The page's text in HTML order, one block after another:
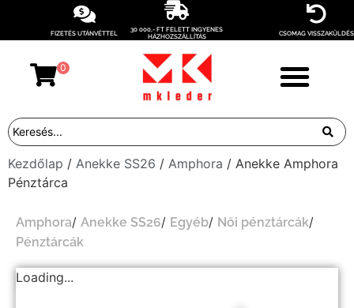
FIZETÉS UTÁNVÉTTEL
30 000,- FT FELETT INGYENES
HÁZHOZSZÁLLÍTÁS
CSOMAG VISSZAKÜLDÉS
0
Kezdőlap / Anekke SS26 / Amphora / Anekke Amphora
Pénztárca
Amphora/ Anekke SS26/ Egyéb/ Női pénztárcák/
Pénztárcák
Loading...